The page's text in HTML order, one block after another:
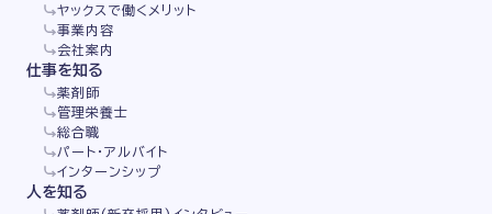
ヤックスで働くメリット
事業内容
会社案内
仕事を知る
薬剤師
管理栄養士
総合職
パート・アルバイト
インターンシップ
人を知る